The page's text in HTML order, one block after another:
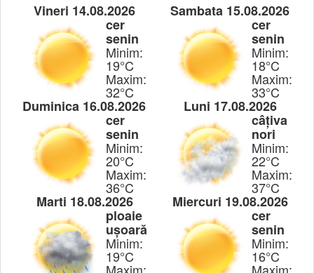
Vineri 14.08.2026
cer
senin
Minim:
19°C
Maxim:
32°C
Sambata 15.08.2026
cer
senin
Minim:
18°C
Maxim:
33°C
Duminica 16.08.2026
cer
senin
Minim:
20°C
Maxim:
36°C
Luni 17.08.2026
câțiva
nori
Minim:
22°C
Maxim:
37°C
Marti 18.08.2026
ploaie
ușoară
Minim:
19°C
Maxim:
Miercuri 19.08.2026
cer
senin
Minim:
16°C
Maxim: